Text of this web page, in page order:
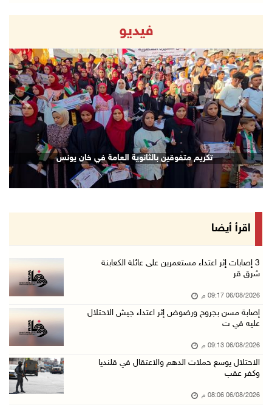
الرئيس يستقبل مجلس بلدية رام الله ويشدد على د ...
06/آب/2026 08:36 م
جماهير شعبنا تشيع جثمان الشهيد علاء صبيح في ت ...
06/آب/2026 08:33 م
الاحتلال يوسع حملات الدهم والاعتقال في قلنديا ...
06/آب/2026 08:06 م
الرئيس المصري وملك البحرين يشددان على ضرورة ت ...
06/آب/2026 07:57 م
الاحتلال يخطر بإزالة أشجار زيتون والاستيلاء ع ...
رابطة العالم الإسلامي تدين تواصل انتهاكات الا ...
اليونيسف: استشهاد 300 طفل منذ وقف إطلاق النار ...
06/آب/2026 07:34 م
الاحتلال يدمّر بيت الزوجية قبل ساعات من الزفا ...
06/آب/2026 07:27 م
الاحتلال يسلم جثمان الشهيد علاء صبيح من قرية ...
06/آب/2026 06:38 م
فيديو
تكريم متفوقين بالثانوية العامة في خان يونس
Next
اقرأ أيضا
‏3 إصابات إثر اعتداء مستعمرين على عائلة الكعابنة
شرق قر
06/08/2026 09:17 م
إصابة مسن بجروح ورضوض إثر اعتداء جيش الاحتلال
عليه في ت
06/08/2026 09:13 م
الاحتلال يوسع حملات الدهم والاعتقال في قلنديا
وكفر عقب
06/08/2026 08:06 م